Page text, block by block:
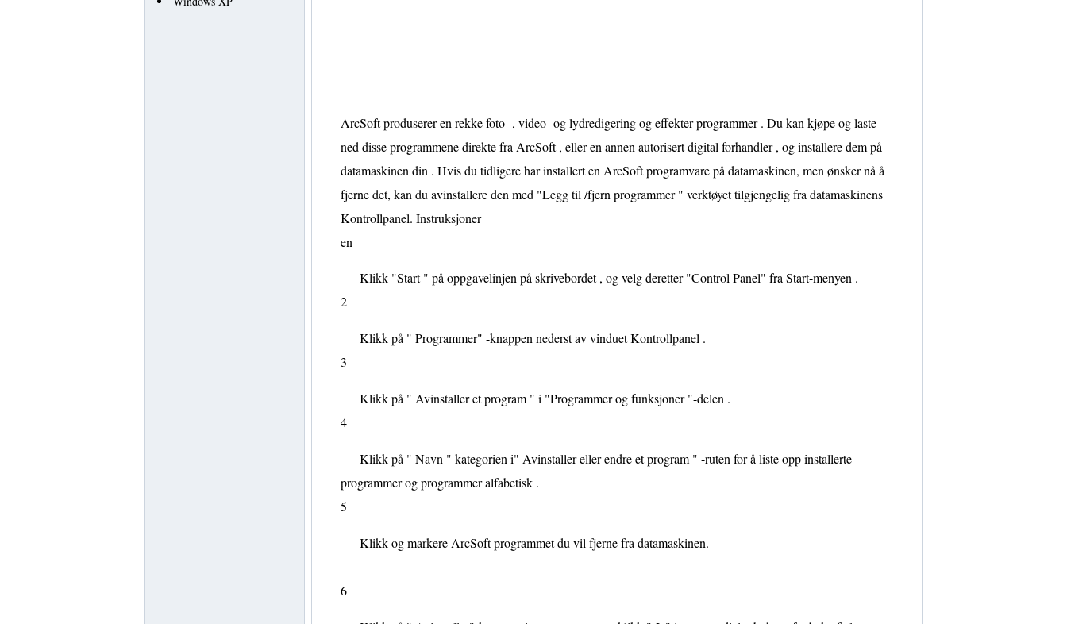
ArcSoft produserer en rekke foto -, video- og lydredigering og effekter programmer . Du kan kjøpe og laste
ned disse programmene direkte fra ArcSoft , eller en annen autorisert digital forhandler , og installere dem på
datamaskinen din . Hvis du tidligere har installert en ArcSoft programvare på datamaskinen, men ønsker nå å
fjerne det, kan du avinstallere den med "Legg til /fjern programmer " verktøyet tilgjengelig fra datamaskinens
Kontrollpanel. Instruksjoner
en
Klikk "Start " på oppgavelinjen på skrivebordet , og velg deretter "Control Panel" fra Start-menyen .
2
Klikk på " Programmer" -knappen nederst av vinduet Kontrollpanel .
3
Klikk på " Avinstaller et program " i "Programmer og funksjoner "-delen .
4
Klikk på " Navn " kategorien i" Avinstaller eller endre et program " -ruten for å liste opp installerte
programmer og programmer alfabetisk .
5
Klikk og markere ArcSoft programmet du vil fjerne fra datamaskinen.
6